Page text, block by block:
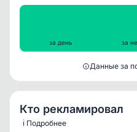
за день за
Данные за
Кто рекламировал
ℹ️ Подробнее